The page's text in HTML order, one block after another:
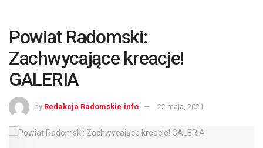
Powiat Radomski:
Zachwycające kreacje!
GALERIA
by Redakcja Radomskie.info 22 maja, 2021